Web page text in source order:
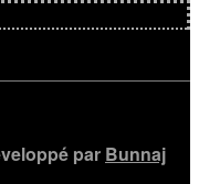
par Bunnaj